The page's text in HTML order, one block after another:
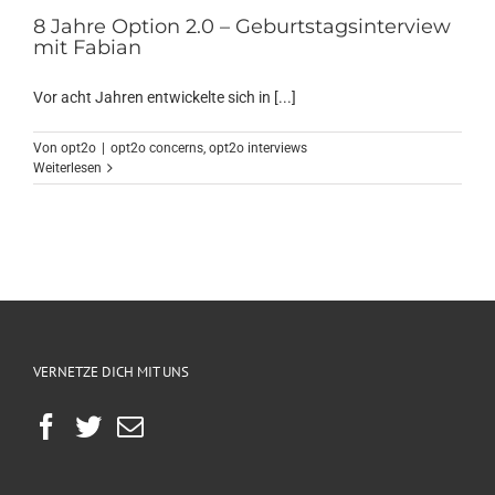
8 Jahre Option 2.0 – Geburtstagsinterview
mit Fabian
Vor acht Jahren entwickelte sich in [...]
Von opt2o opt2o concerns, opt2o interviews
Weiterlesen
VERNETZE DICH MIT UNS